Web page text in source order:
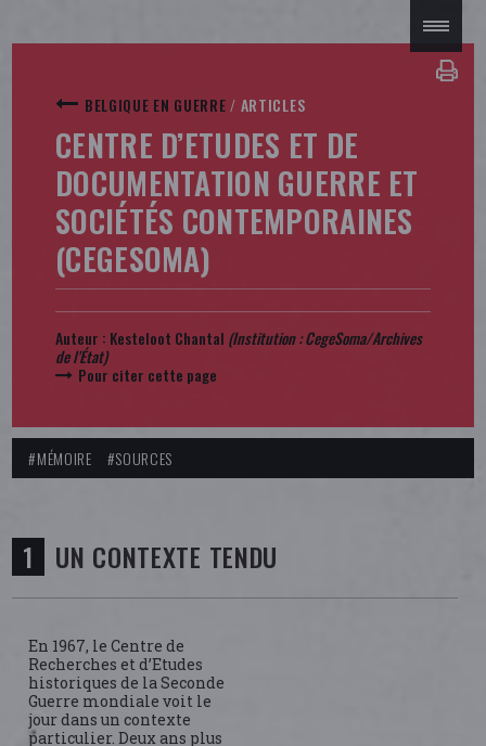
BELGIQUE EN GUERRE / ARTICLES
CENTRE D’ETUDES ET DE
DOCUMENTATION GUERRE ET
SOCIÉTÉS CONTEMPORAINES
(CEGESOMA)
Auteur : Kesteloot Chantal (Institution :CegeSoma/Archives
de l'État)
Pour citer cette page
#MÉMOIRE #SOURCES
UN CONTEXTE TENDU
En 1967, le Centre de
Recherches et d’Etudes
historiques de la Seconde
Guerre mondiale voit le
jour dans un contexte
particulier. Deux ans plus